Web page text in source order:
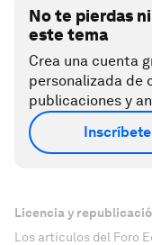
No te pierdas
este tema
Crea una cuenta
personalizada de
publicaciones y
Licencia y
Los artículos del Foro